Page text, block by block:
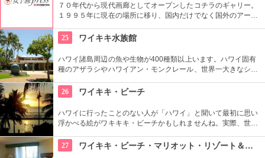
７０年代から現代画廊としてオープンしたコチラのギャリー。
１９９５年に現在の場所に移り、国内だけでなく国外のアーテ
示できるスペースを設け、モダン美術の流れを感じる事が出来
る、国内最高のギャラリーとしての評価も。
25 ワイキキ水族館
ハワイ諸島周辺の魚や生物が400種類以上います。ハワイ固有
種のアザラシやハワイアン・モンクレール、世界一大きなシャ
再現したという、バーチャル体験型の水槽も人気です。
26 ワイキキ・ビーチ
ハワイに行ったことのない人が「ハワイ」と聞いて最初に思い
浮かべる絵がワキキキ・ビーチかもしれませんね。実際、世界
ド・ヘッドが広がるビーチを散策し、「ハワイに来た！」を実
感したいものですね。
27 ワイキキ・ビーチ・マリオット・リゾート＆スパ